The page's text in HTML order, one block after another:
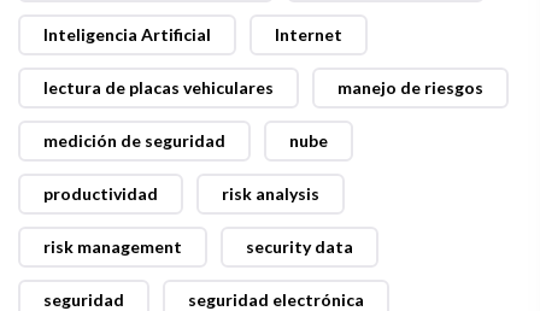
Inteligencia Artificial Internet
lectura de placas vehiculares manejo de riesgos
medición de seguridad nube
productividad risk analysis
risk management security data
seguridad seguridad electrónica